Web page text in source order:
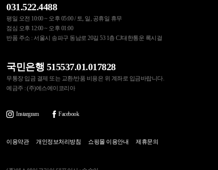
031.522.4488
평일 오전 10:00 ~ 오후 05:00 / 토, 일, 공휴일 휴무
점심 오후 12:00 ~ 오후 01:00
반품 주소 : 서울시 송파구 동남로 20길 53 1층 CJ대한통운 록시걸
국민은행 515537.01.017828
무통장 입금 결제 또는 교환/반품 비용은 위 계좌로 입금바랍니다.
예금주 : (주)에스에이코리아
Instargram Facebook
이용약관 개인정보처리방침 쇼핑몰 이용안내 제휴문의